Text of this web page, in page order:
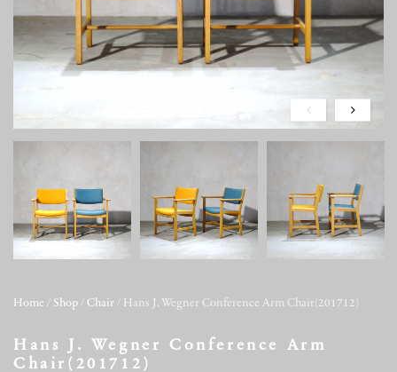
Home / Shop / Chair / Hans J. Wegner Conference Arm Chair(201712)
Hans J. Wegner Conference Arm
Chair(201712)